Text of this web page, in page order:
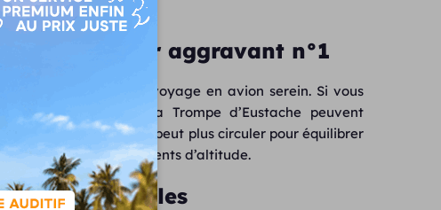
: le facteur aggravant n°1
numéro un d’un voyage en avion serein. Si vous
autour de la Trompe d’Eustache peuvent
bouchées, l’air ne peut plus circuler pour équilibrer
lors des changements d’altitude.
plus fragiles